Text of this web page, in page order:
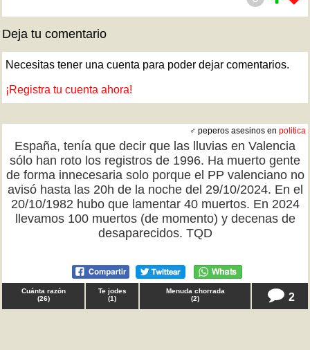
Deja tu comentario
Necesitas tener una cuenta para poder dejar comentarios.
¡Registra tu cuenta ahora!
♂ peperos asesinos en politica
España, tenía que decir que las lluvias en Valencia
sólo han roto los registros de 1996. Ha muerto gente
de forma innecesaria solo porque el PP valenciano no
avisó hasta las 20h de la noche del 29/10/2024. En el
20/10/1982 hubo que lamentar 40 muertos. En 2024
llevamos 100 muertos (de momento) y decenas de
desaparecidos. TQD
Cuánta razón
(26)
Te jodes
(1)
Menuda chorrada
(2) 2